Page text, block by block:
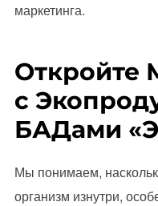
маркетинга.
Откройте
с
БАДами
Мы понимаем,
организм изнутри,